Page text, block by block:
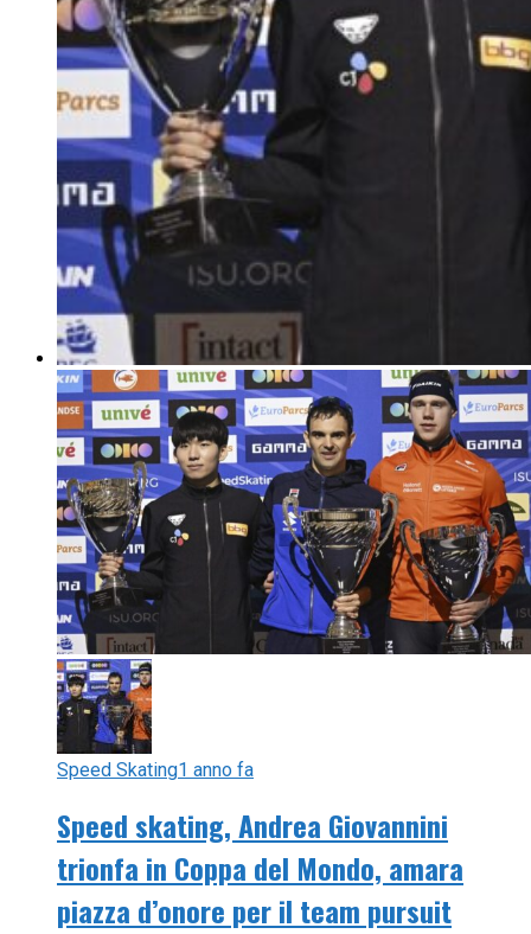
Speed Skating1 anno fa
Speed skating, Andrea Giovannini
trionfa in Coppa del Mondo, amara
piazza d’onore per il team pursuit